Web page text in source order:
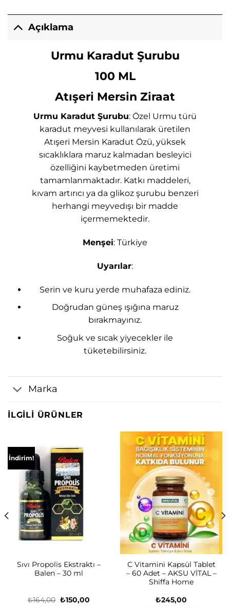
Açıklama
Urmu Karadut Şurubu
100 ML
Atışeri Mersin Ziraat
Urmu Karadut Şurubu: Özel Urmu türü
karadut meyvesi kullanılarak üretilen
Atışeri Mersin Karadut Özü, yüksek
sıcaklıklara maruz kalmadan besleyici
özelliğini kaybetmeden üretimi
tamamlanmaktadır. Katkı maddeleri,
kıvam artırıcı ya da glikoz şurubu benzeri
herhangi meyvedışı bir madde
içermemektedir.
Menşei: Türkiye
Uyarılar:
Serin ve kuru yerde muhafaza ediniz.
Doğrudan güneş ışığına maruz
bırakmayınız.
Soğuk ve sıcak yiyecekler ile
tüketebilirsiniz.
Marka
İLGILI ÜRÜNLER
İndirim!
Sıvı Propolis Ekstraktı –
Balen – 30 ml
₺164,00 Orijinal
₺150,00Şu
C Vitamini Kapsül Tablet
– 60 Adet – AKSU VİTAL –
Shiffa Home
₺245,00